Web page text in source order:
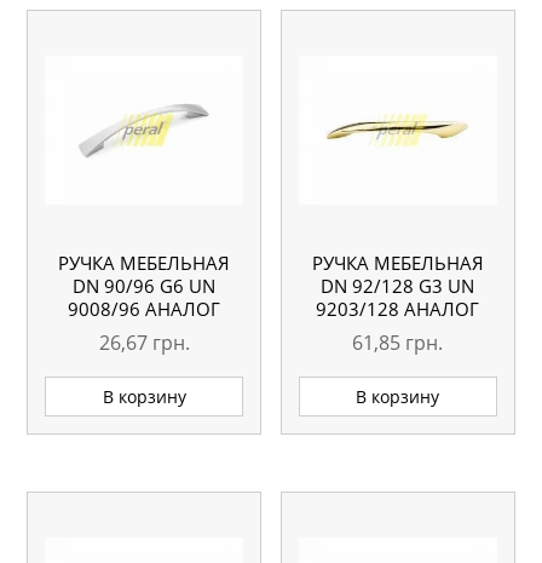
РУЧКА МЕБЕЛЬНАЯ
DN 90/96 G6 UN
9008/96 АНАЛОГ
26,67 грн.
В корзину
РУЧКА МЕБЕЛЬНАЯ
DN 92/128 G3 UN
9203/128 АНАЛОГ
61,85 грн.
В корзину